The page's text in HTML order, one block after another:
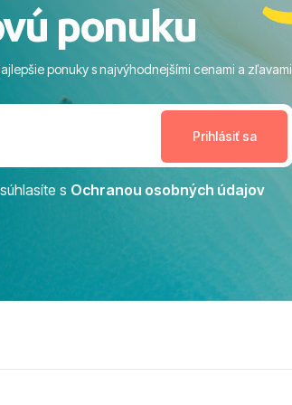
s pozvoľným vstupom do mora a teple
more. ​Program: Skvelé animácie a
na moment nenudil, no zároveň bol
dostatok priestoru na dokonalý relax. ​
Magic Life Jacaranda môžeme s čistým
svedomím odporučiť každému, kto hľadá
bezstarostnú dovolenku na vysokej
úrovni. Všetko bolo zabezpečené na
tešíme, kam s nami vyrazíte nabudúce!
Ďakujeme za skvelé spomienky. ​S
pozdravom a prianím mnohých ďalších
ponuku
ponuky s najvýhodnejšími cenami a zľavami
s Ochranou osobných údajov